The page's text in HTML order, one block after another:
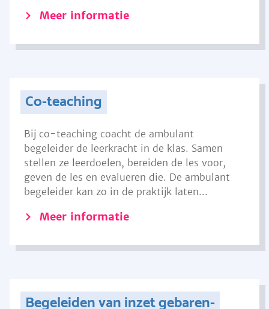
Meer informatie
Co-teaching
Bij co-teaching coacht de ambulant
begeleider de leerkracht in de klas. Samen
stellen ze leerdoelen, bereiden de les voor,
geven de les en evalueren die. De ambulant
begeleider kan zo in de praktijk laten...
Meer informatie
Begeleiden van inzet gebaren-